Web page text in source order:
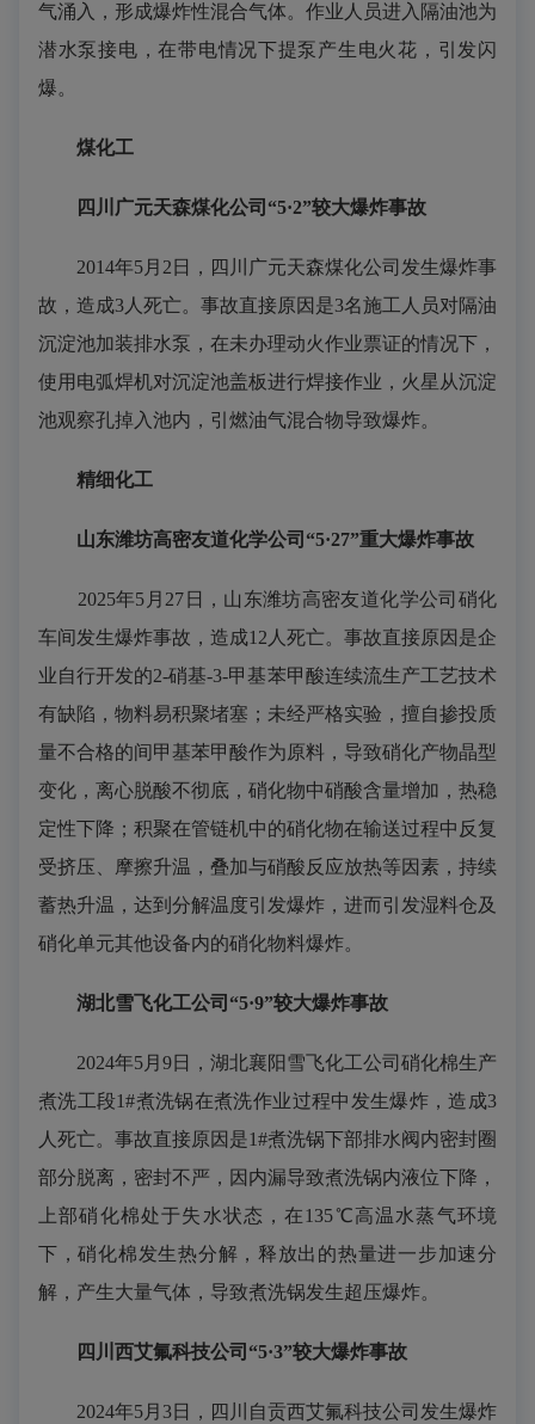
气涌入，形成爆炸性混合气体。作业人员进入隔油池为
潜水泵接电，在带电情况下提泵产生电火花，引发闪
爆。
煤化工
四川广元天森煤化公司“5·2”较大爆炸事故
2014年5月2日，四川广元天森煤化公司发生爆炸事
故，造成3人死亡。事故直接原因是3名施工人员对隔油
沉淀池加装排水泵，在未办理动火作业票证的情况下，
使用电弧焊机对沉淀池盖板进行焊接作业，火星从沉淀
池观察孔掉入池内，引燃油气混合物导致爆炸。
精细化工
山东潍坊高密友道化学公司“5·27”重大爆炸事故
2025年5月27日，山东潍坊高密友道化学公司硝化
车间发生爆炸事故，造成12人死亡。事故直接原因是企
业自行开发的2-硝基-3-甲基苯甲酸连续流生产工艺技术
有缺陷，物料易积聚堵塞；未经严格实验，擅自掺投质
量不合格的间甲基苯甲酸作为原料，导致硝化产物晶型
变化，离心脱酸不彻底，硝化物中硝酸含量增加，热稳
定性下降；积聚在管链机中的硝化物在输送过程中反复
受挤压、摩擦升温，叠加与硝酸反应放热等因素，持续
蓄热升温，达到分解温度引发爆炸，进而引发湿料仓及
硝化单元其他设备内的硝化物料爆炸。
湖北雪飞化工公司“5·9”较大爆炸事故
2024年5月9日，湖北襄阳雪飞化工公司硝化棉生产
煮洗工段1#煮洗锅在煮洗作业过程中发生爆炸，造成3
人死亡。事故直接原因是1#煮洗锅下部排水阀内密封圈
部分脱离，密封不严，因内漏导致煮洗锅内液位下降，
上部硝化棉处于失水状态，在135℃高温水蒸气环境
下，硝化棉发生热分解，释放出的热量进一步加速分
解，产生大量气体，导致煮洗锅发生超压爆炸。
四川西艾氟科技公司“5·3”较大爆炸事故
2024年5月3日，四川自贡西艾氟科技公司发生爆炸